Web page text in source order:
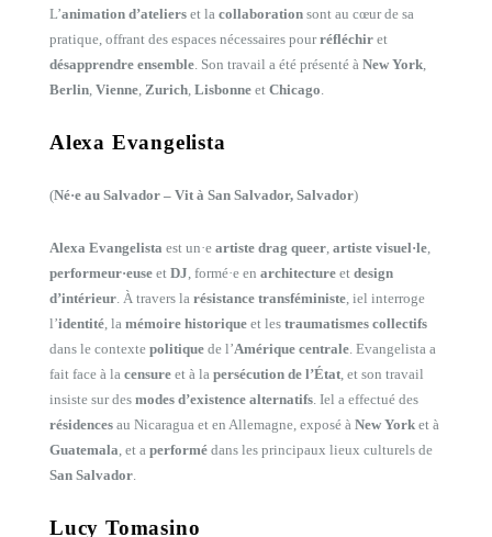
L’animation d’ateliers et la collaboration sont au cœur de sa
pratique, offrant des espaces nécessaires pourréfléchir et
désapprendre ensemble . Son travail a été présenté à New York
Berlin Vienne Zurich Lisbonne et Chicago
Alexa Evangelista
(Né·e au Salvador – Vit à San Salvador, Salvador)
Alexa Evangelista est un·e artiste drag queer artiste visuel·le
performeur·euse et DJ , formé·e en architecture et design
d’intérieur . À travers la résistance transféministe , iel interroge
l’identité , la mémoire historique et les traumatismes collectifs
dans le contexte politique de l’Amérique centrale . Evangelista a
fait face à la censure et à la persécution de l’État , et son travail
insiste sur des modes d’existence alternatifs . Iel a effectué des
résidences au Nicaragua et en Allemagne, exposé à New York et à
Guatemala , et a performé dans les principaux lieux culturels de
San Salvador
Lucy Tomasino